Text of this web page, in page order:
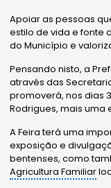
Apoiar as pessoas
estilo de vida e fonte
do Município e
Pensando nisto, a
através das
promoverá, nos dias
Rodrigues, mais uma
A Feira terá uma
exposição e
bentenses, como
Agricultura Familiar